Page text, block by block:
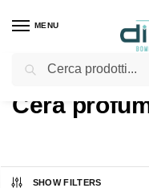
MENU
Home Shop Prodotti
Cera
SHOW FILTERS